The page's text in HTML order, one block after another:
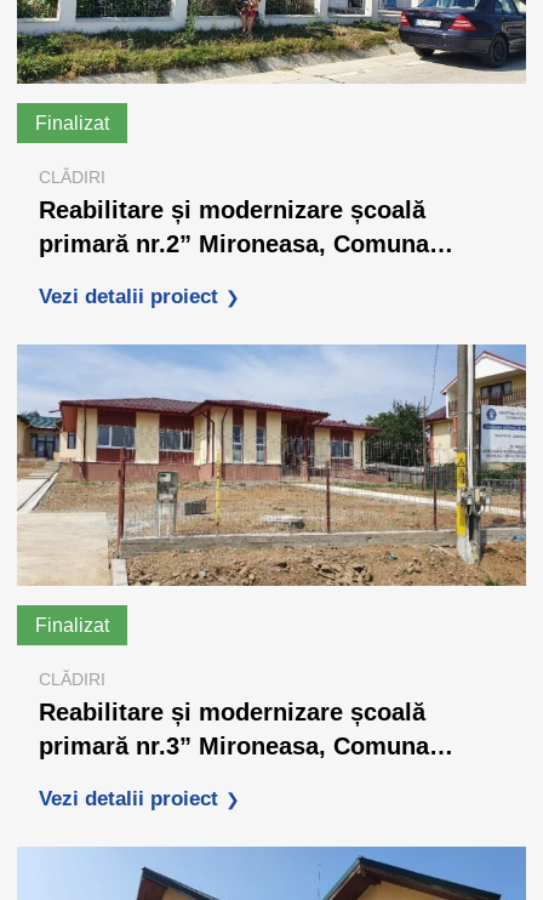
Finalizat
CLĂDIRI
Reabilitare și modernizare școală
primară nr.2” Mironeasa, Comuna
Vezi detalii proiect
Finalizat
CLĂDIRI
Reabilitare și modernizare școală
primară nr.3” Mironeasa, Comuna
Vezi detalii proiect